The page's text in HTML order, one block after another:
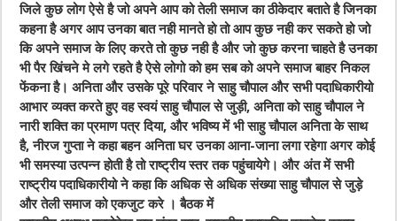
जिले कुछ लोग ऐसे है जो अपने आप को तेली समाज का ठीकेदार बताते है जिनका
कहना है अगर आप उनका बात नही मानते हो तो आप कुछ नही कर सकते हो जो
कि अपने समाज के लिए करते तो कुछ नही है और जो कुछ करना चाहते है उनका
भी पैर खिंचने मे लगे रहते है ऐसे लोगो को हम सब को अपने समाज बाहर निकल
फेंकना है। अनिता और उसके पूरे परिवार ने साहु चौपाल और सभी पदाधिकारीयो
आभार व्यक्त करते हुए वह स्वयं साहु चौपाल से जुड़ी, अनिता को साहु चौपाल ने
नारी शक्ति का प्रमाण पत्र दिया, और भविष्य में भी साहु चौपाल अनिता के साथ
है, नीरज गुप्ता ने कहा बहन अनिता घर उनका आना-जाना लगा रहेगा अगर कोई
भी समस्या उत्पन्न होती है तो राष्ट्रीय स्तर तक पहुंचायेगे। और अंत में सभी
राष्ट्रीय पदाधिकारीयो ने कहा कि अधिक से अधिक संख्या साहु चौपाल से जुड़े
और तेली समाज को एकजुट करे । बैठक में